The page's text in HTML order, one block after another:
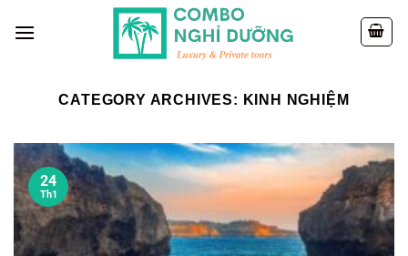
CATEGORY ARCHIVES: KINH NGHIỆM
24
Th1